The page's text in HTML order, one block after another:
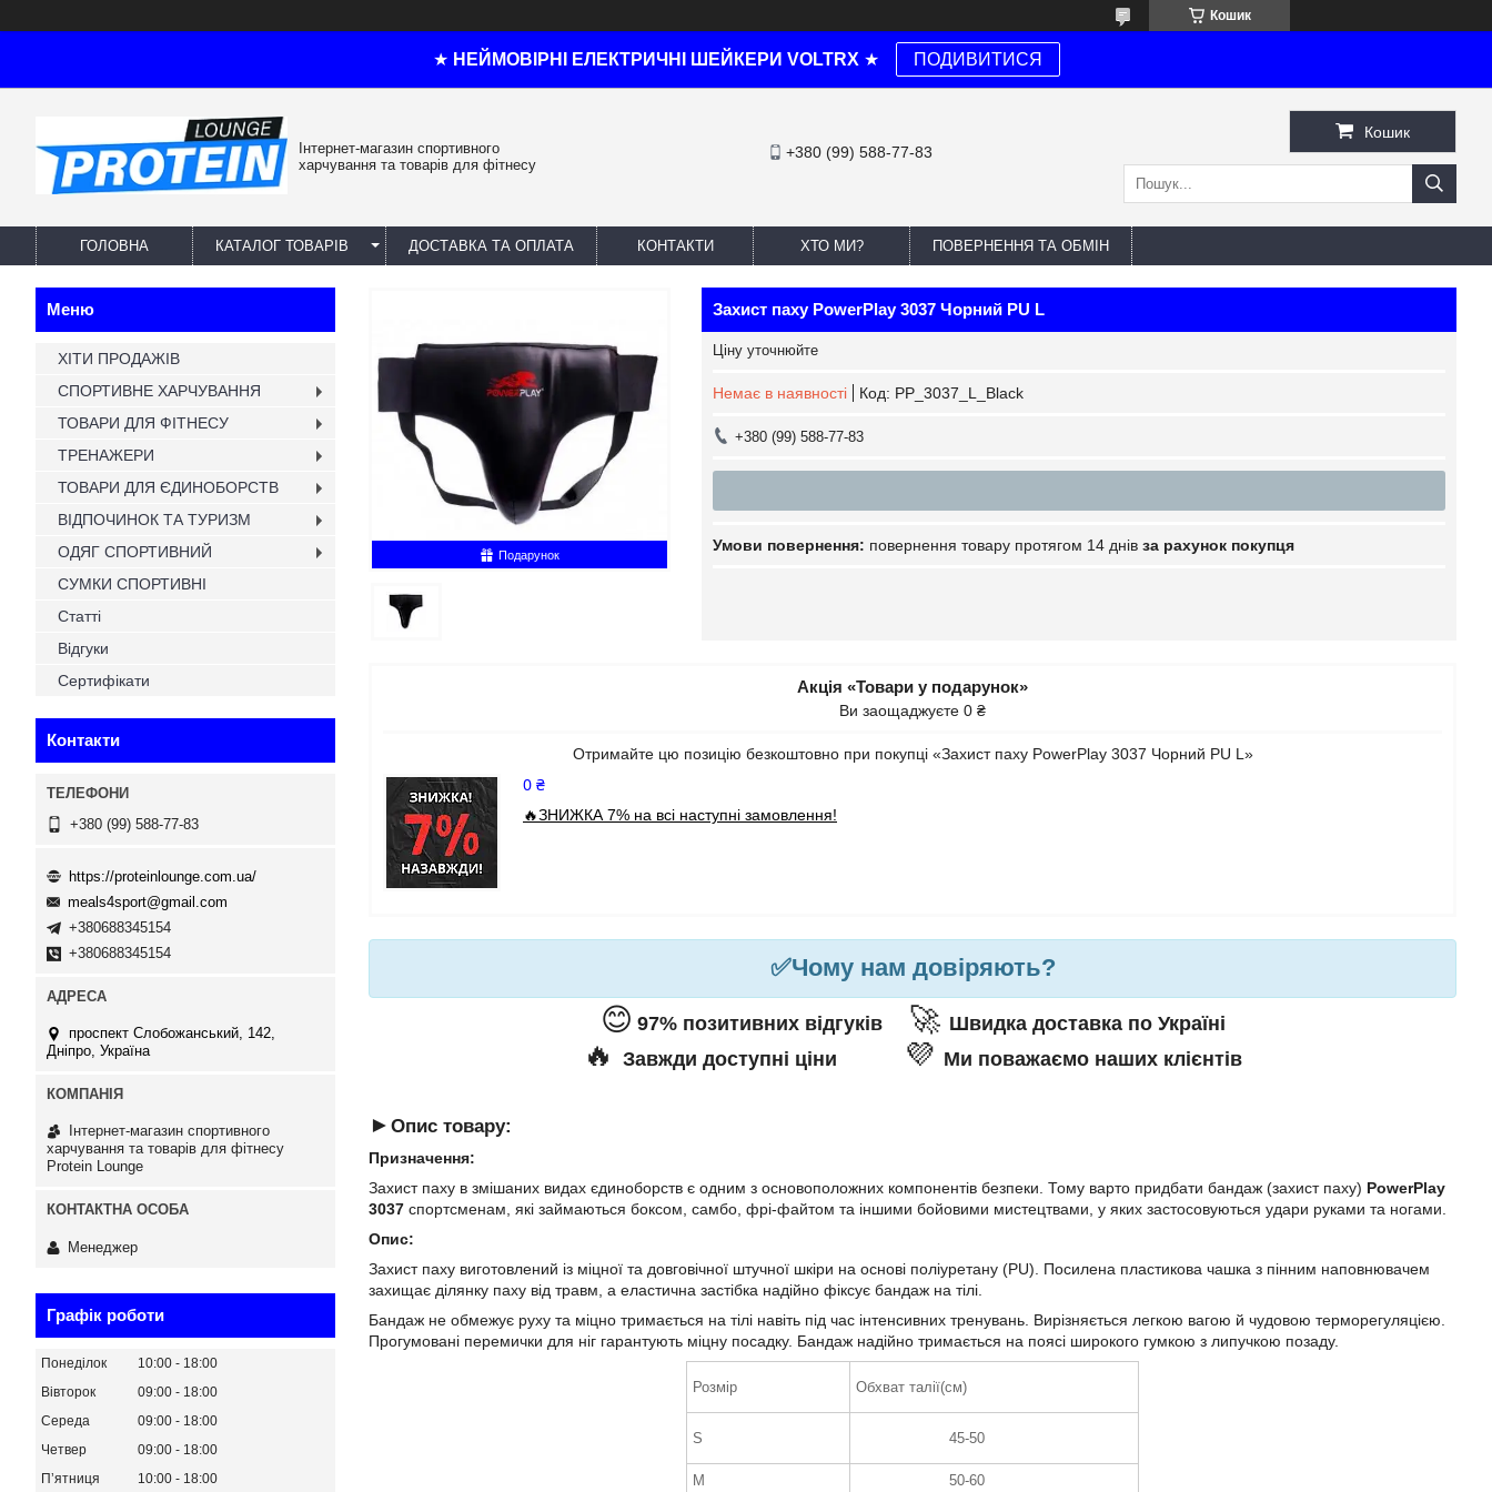
Кошик
★ НЕЙМОВІРНІ ЕЛЕКТРИЧНІ ШЕЙКЕРИ VOLTRX ★ ПОДИВИТИСЯ
Інтернет-магазин спортивного
харчування та товарів для фітнесу
+380 (99) 588-77-83
Кошик
ГОЛОВНА КАТАЛОГ ТОВАРІВ ДОСТАВКА ТА ОПЛАТА КОНТАКТИ ХТО МИ? ПОВЕРНЕННЯ ТА ОБМІН
Подарунок
Захист паху PowerPlay 3037 Чорний PU L
Ціну уточнюйте
Немає в наявності Код: PP_3037_L_Black
+380 (99) 588-77-83
повернення товару протягом 14 днів за рахунок покупця
Акція «Товари у подарунок»
Ви заощаджуєте 0 ₴
Отримайте цю позицію безкоштовно при покупці «Захист паху PowerPlay 3037 Чорний PU L»
0 ₴
🔥ЗНИЖКА 7% на всі наступні замовлення!
✅Чому нам довіряють?
😊 97% позитивних відгуків 🚀 Швидка доставка по Україні
🔥 Завжди доступні ціни 💜 Ми поважаємо наших клієнтів
► Опис товару:
Призначення:
Захист паху в змішаних видах єдиноборств є одним з основоположних компонентів безпеки. Тому варто придбати бандаж (захист паху) PowerPlay
3037 спортсменам, які займаються боксом, самбо, фрі-файтом та іншими бойовими мистецтвами, у яких застосовуються удари руками та ногами.
Опис:
Захист паху виготовлений із міцної та довговічної штучної шкіри на основі поліуретану (PU). Посилена пластикова чашка з пінним наповнювачем
захищає ділянку паху від травм, а еластична застібка надійно фіксує бандаж на тілі.
Бандаж не обмежує руху та міцно тримається на тілі навіть під час інтенсивних тренувань. Вирізняється легкою вагою й чудовою терморегуляцією.
Прогумовані перемички для ніг гарантують міцну посадку. Бандаж надійно тримається на поясі широкого гумкою з липучкою позаду.
Розмір Обхват талії(см)
S 45-50
M
50-60
ХІТИ ПРОДАЖІВ
СПОРТИВНЕ ХАРЧУВАННЯ
ТОВАРИ ДЛЯ ФІТНЕСУ
ТРЕНАЖЕРИ
ТОВАРИ ДЛЯ ЄДИНОБОРСТВ
ВІДПОЧИНОК ТА ТУРИЗМ
ОДЯГ СПОРТИВНИЙ
СУМКИ СПОРТИВНІ
Статті
Відгуки
Сертифікати
Контакти
+380 (99) 588-77-83
https://proteinlounge.com.ua/
meals4sport@gmail.com
+380688345154
+380688345154
проспект Слобожанський, 142,
Дніпро, Україна
Інтернет-магазин спортивного
харчування та товарів для фітнесу
Protein Lounge
Менеджер
Графік роботи
Понеділок 10:00
18:00
Вівторок
09:00
18:00
Середа
09:00
18:00
Четвер
09:00
18:00
Пʼятниця
10:00
18:00